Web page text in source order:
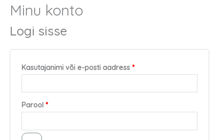
Minu konto
Logi sisse
Kasutajanimi või e-posti aadress*
Parool*